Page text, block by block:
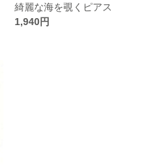
綺麗な海を覗くピアス
1,940円